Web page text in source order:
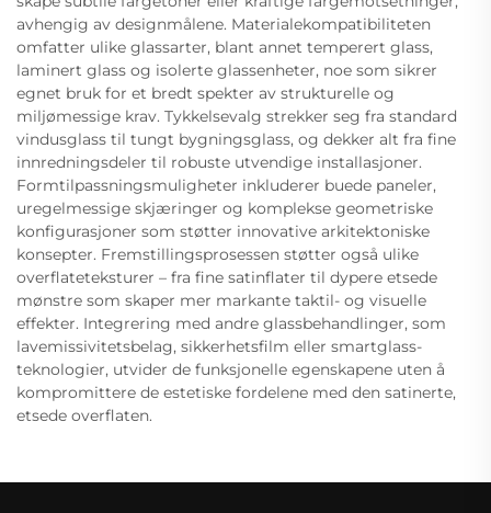
avhengig av designmålene. Materialekompatibiliteten
omfatter ulike glassarter, blant annet temperert glass,
laminert glass og isolerte glassenheter, noe som sikrer
egnet bruk for et bredt spekter av strukturelle og
miljømessige krav. Tykkelsevalg strekker seg fra standard
vindusglass til tungt bygningsglass, og dekker alt fra fine
innredningsdeler til robuste utvendige installasjoner.
Formtilpassningsmuligheter inkluderer buede paneler,
uregelmessige skjæringer og komplekse geometriske
konfigurasjoner som støtter innovative arkitektoniske
konsepter. Fremstillingsprosessen støtter også ulike
overflateteksturer – fra fine satinflater til dypere etsede
mønstre som skaper mer markante taktil- og visuelle
effekter. Integrering med andre glassbehandlinger, som
lavemissivitetsbelag, sikkerhetsfilm eller smartglass-
teknologier, utvider de funksjonelle egenskapene uten å
kompromittere de estetiske fordelene med den satinerte,
etsede overflaten.